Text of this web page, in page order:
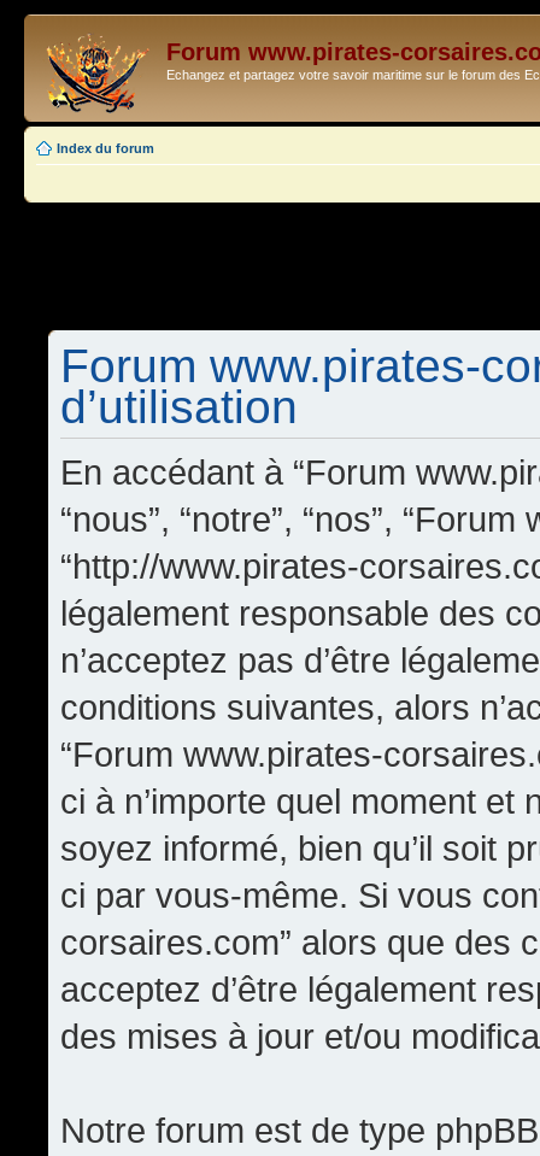
Forum www.pirates-
Echangez et partagez votre savoir maritime sur le forum des
Index du forum
Forum www.pirates-
d’utilisation
En accédant à “Forum
“nous”, “notre”, “nos”,
“http://www.pirates-
légalement responsable des
n’acceptez pas d’être
conditions suivantes, alors
“Forum www.pirates-
ci à n’importe quel moment
soyez informé, bien qu’il soit
ci par vous-même. Si vous
corsaires.com” alors que des
acceptez d’être légalement
des mises à jour et/ou
Notre forum est de type phpBB